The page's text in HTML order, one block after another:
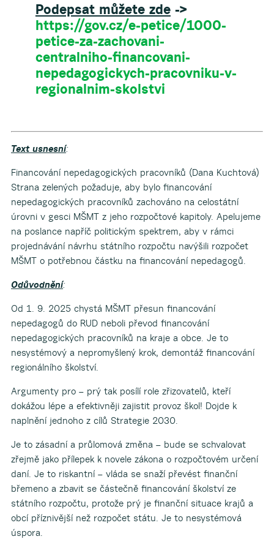
Podepsat můžete zde->
https://gov.cz/e-petice/1000-
petice-za-zachovani-
centralniho-financovani-
nepedagogickych-pracovniku-v-
regionalnim-skolstvi
Text usnesní:
Financování nepedagogických pracovníků (Dana Kuchtová)
Strana zelených požaduje, aby bylo financování
nepedagogických pracovníků zachováno na celostátní
úrovni v gesci MŠMT z jeho rozpočtové kapitoly. Apelujeme
na poslance napříč politickým spektrem, aby v rámci
projednávání návrhu státního rozpočtu navýšili rozpočet
MŠMT o potřebnou částku na financování nepedagogů.
Odůvodnění:
Od 1. 9. 2025 chystá MŠMT přesun financování
nepedagogů do RUD neboli převod financování
nepedagogických pracovníků na kraje a obce. Je to
nesystémový a nepromyšlený krok, demontáž financování
regionálního školství.
Argumenty pro – prý tak posílí role zřizovatelů, kteří
dokážou lépe a efektivněji zajistit provoz škol! Dojde k
naplnění jednoho z cílů Strategie 2030.
Je to zásadní a průlomová změna – bude se schvalovat
zřejmě jako přílepek k novele zákona o rozpočtovém určení
daní. Je to riskantní – vláda se snaží převést finanční
břemeno a zbavit se částečně financování školství ze
státního rozpočtu, protože prý je finanční situace krajů a
obcí příznivější než rozpočet státu. Je to nesystémová
úspora.